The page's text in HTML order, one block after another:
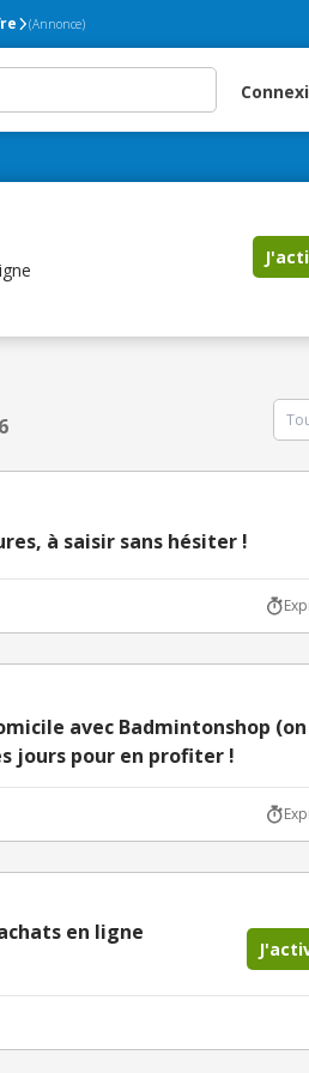
(Annonce)
à saisir sans hésiter !
avec Badmintonshop (on
jours pour en profiter !
en ligne